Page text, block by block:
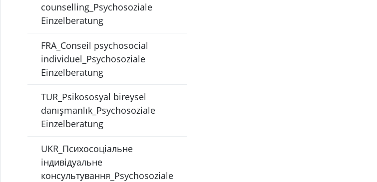
counselling_Psychosoziale
Einzelberatung
FRA_Conseil psychosocial
individuel_Psychosoziale
Einzelberatung
TUR_Psikososyal bireysel
danışmanlık_Psychosoziale
Einzelberatung
UKR_Психосоціальне
індивідуальне
консультування_Psychosoziale